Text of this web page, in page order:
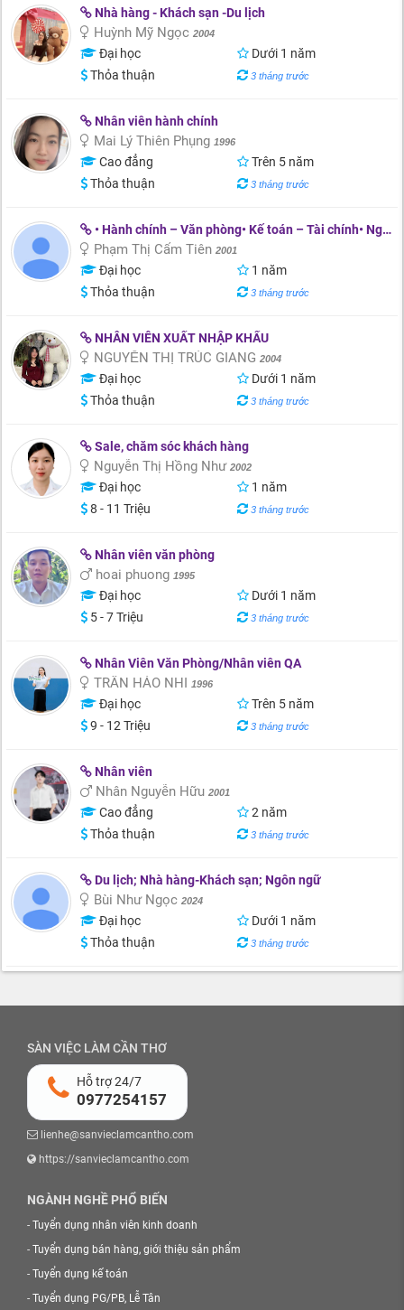
Nhà hàng - Khách sạn -Du lịch
Huỳnh Mỹ Ngọc 2004
Đại học
Dưới 1 năm
Thỏa thuận
3 tháng trước
Nhân viên hành chính
Mai Lý Thiên Phụng 1996
Cao đẳng
Trên 5 năm
Thỏa thuận
3 tháng trước
• Hành chính – Văn phòng• Kế toán – Tài chính• Ngân hàng – Tư vấn khách hàng
Phạm Thị Cẩm Tiên 2001
Đại học
1 năm
Thỏa thuận
3 tháng trước
NHÂN VIÊN XUẤT NHẬP KHẨU
NGUYỄN THỊ TRÚC GIANG 2004
Đại học
Dưới 1 năm
Thỏa thuận
3 tháng trước
Sale, chăm sóc khách hàng
Nguyễn Thị Hồng Như 2002
Đại học
1 năm
8 - 11 Triệu
3 tháng trước
Nhân viên văn phòng
hoai phuong 1995
Đại học
Dưới 1 năm
5 - 7 Triệu
3 tháng trước
Nhân Viên Văn Phòng/Nhân viên QA
TRẦN HẢO NHI 1996
Đại học
Trên 5 năm
9 - 12 Triệu
3 tháng trước
Nhân viên
Nhân Nguyễn Hữu 2001
Cao đẳng
2 năm
Thỏa thuận
3 tháng trước
Du lịch; Nhà hàng-Khách sạn; Ngôn ngữ
Bùi Như Ngọc 2024
Đại học
Dưới 1 năm
Thỏa thuận
3 tháng trước
SÀN VIỆC LÀM CẦN THƠ
Hỗ trợ 24/7
0977254157
lienhe@sanvieclamcantho.com
https://sanvieclamcantho.com
NGÀNH NGHỀ PHỔ BIẾN
- Tuyển dụng nhân viên kinh doanh
- Tuyển dụng bán hàng, giới thiệu sản phẩm
- Tuyển dụng kế toán
- Tuyển dụng PG/PB, Lễ Tân